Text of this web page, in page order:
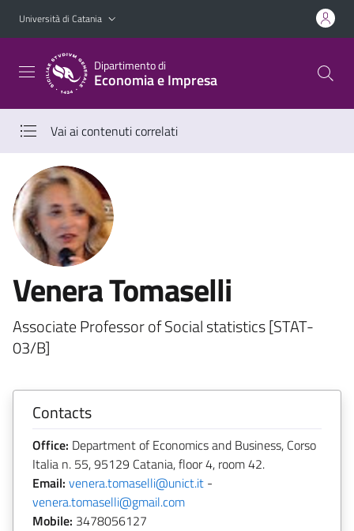
Vai al contenuto principale
Vai al menu di navigazione
Università di Catania
Dipartimento di
Economia e Impresa
Vai ai contenuti correlati
Venera Tomaselli
Associate Professor of Social statistics [STAT-
03/B]
Contacts
Office: Department of Economics and Business, Corso
Italia n. 55, 95129 Catania, floor 4, room 42.
Email: venera.tomaselli@unict.it -
venera.tomaselli@gmail.com
Mobile: 3478056127